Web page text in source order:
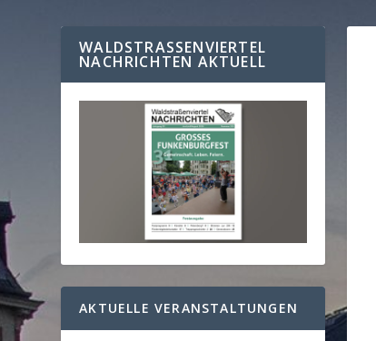
WALDSTRASSENVIERTEL N
ACHRICHTEN AKTUELL
AKTUELLE VERANSTALTUNGEN